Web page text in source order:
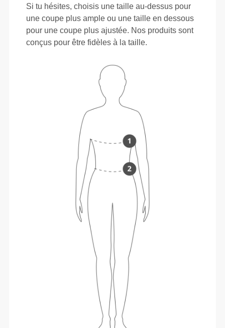
Si tu hésites, choisis une taille au-dessus pour
une coupe plus ample ou une taille en dessous
pour une coupe plus ajustée. Nos produits sont
conçus pour être fidèles à la taille.